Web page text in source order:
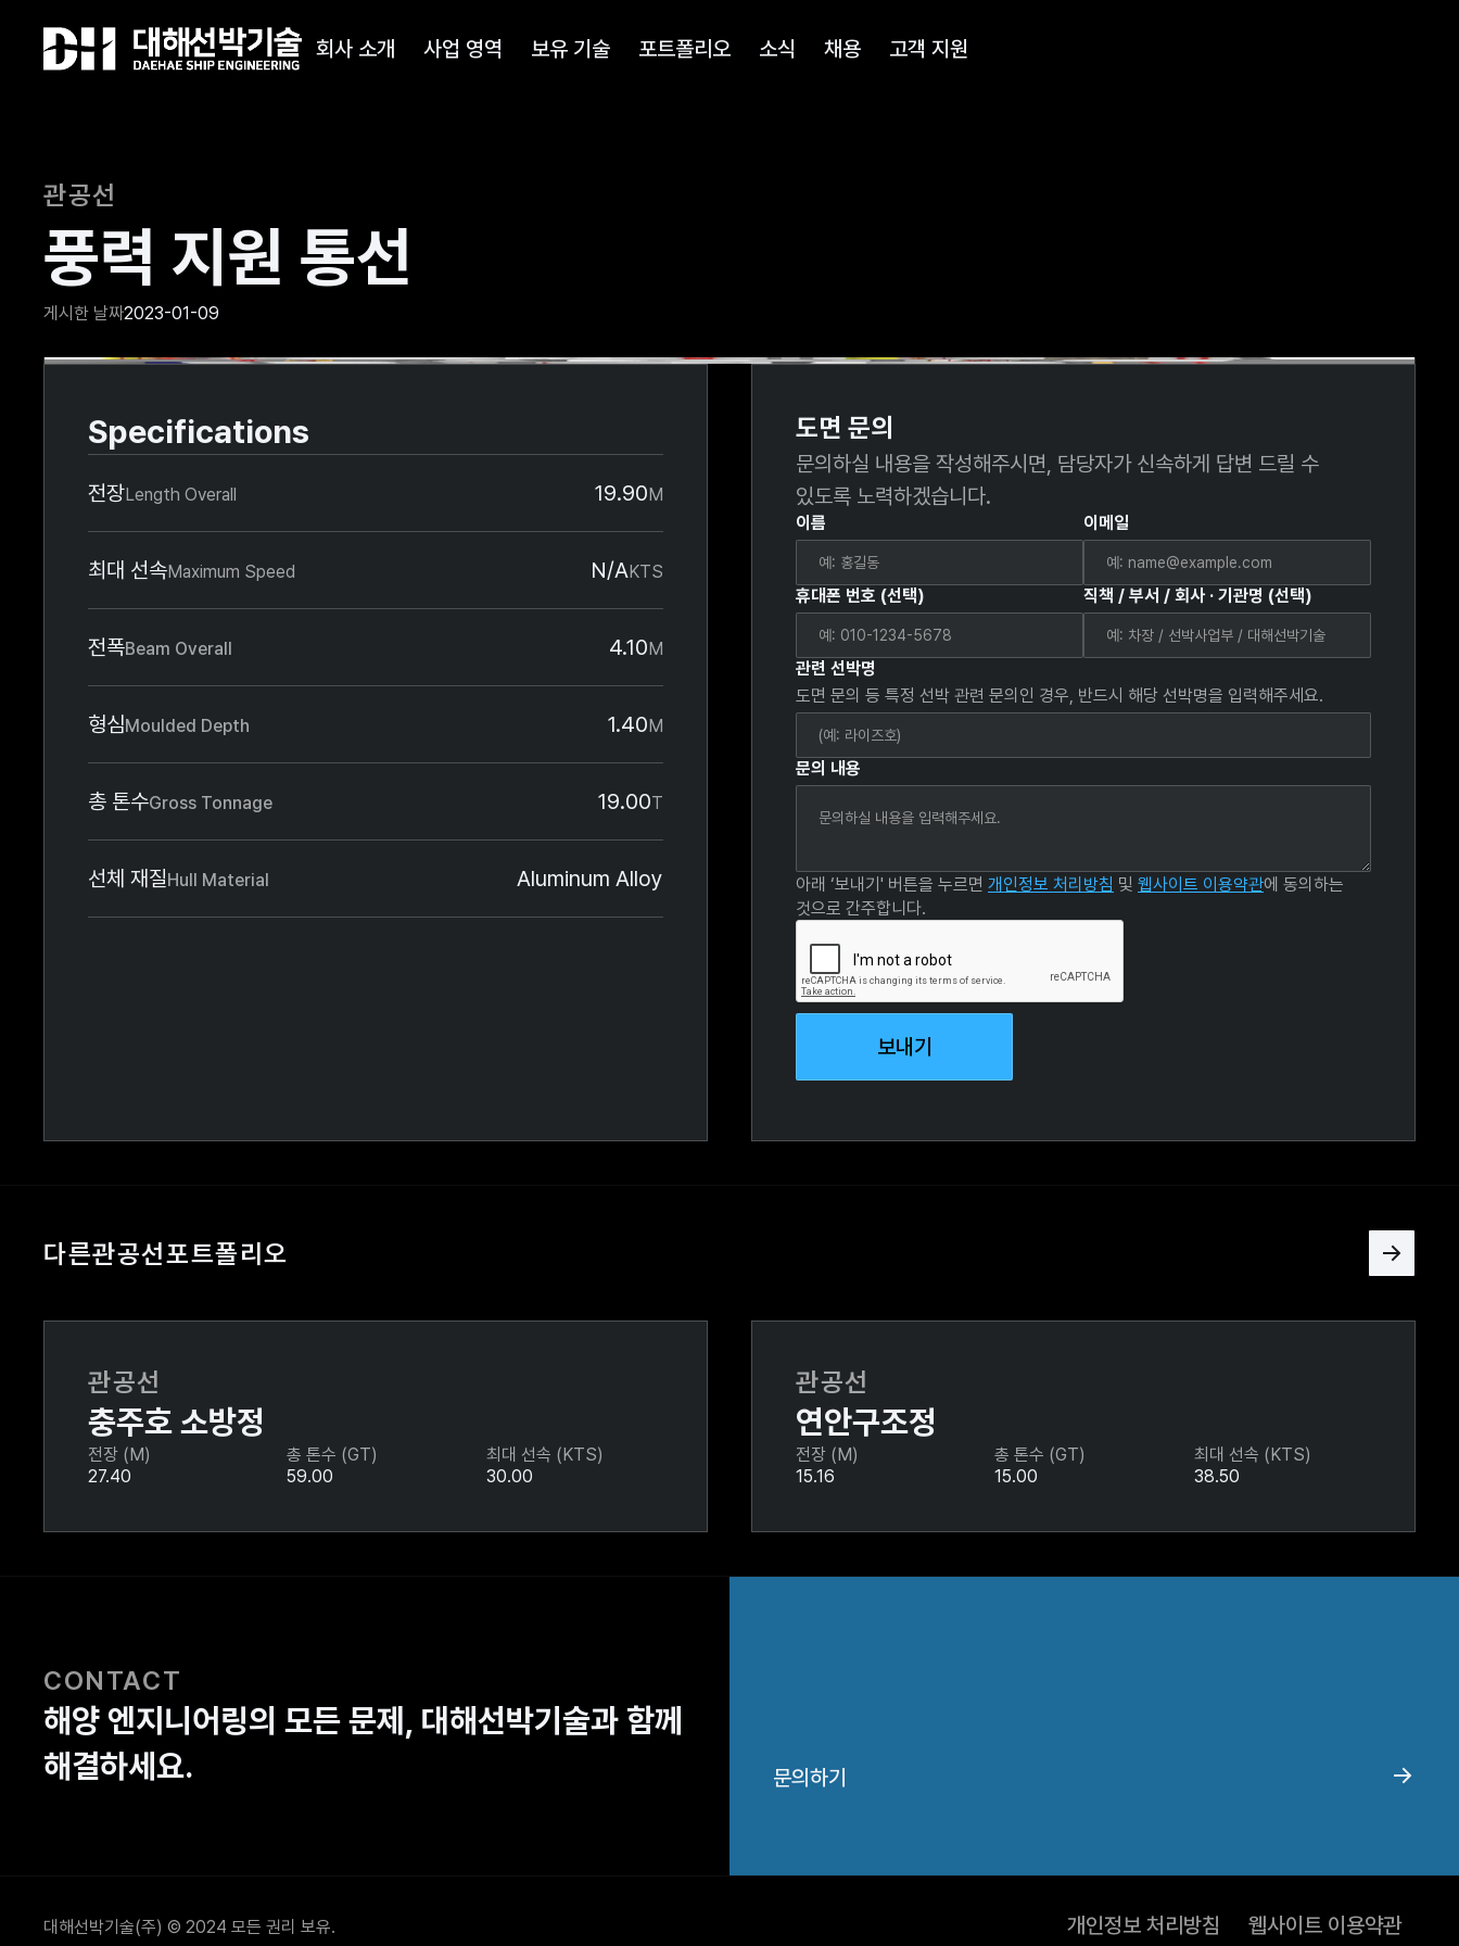
회사 소개 사업 영역 보유 기술 포트폴리오 소식 채용 고객 지원
관공선
풍력 지원 통선
게시한 날짜2023-01-09
Slide 2 of 2.
Specifications
전장Length Overall 19.90M
최대 선속Maximum Speed N/AKTS
전폭Beam Overall 4.10M
형심Moulded Depth 1.40M
총 톤수Gross Tonnage 19.00T
선체 재질Hull Material Aluminum Alloy
도면 문의
문의하실 내용을 작성해주시면, 담당자가 신속하게 답변 드릴 수
있도록 노력하겠습니다.
이름 이메일
휴대폰 번호 (선택) 직책 / 부서 / 회사 · 기관명 (선택)
관련 선박명
도면 문의 등 특정 선박 관련 문의인 경우, 반드시 해당 선박명을 입력해주세요.
문의 내용
아래 ‘보내기' 버튼을 누르면 개인정보 처리방침 및 웹사이트 이용약관에 동의하는
것으로 간주합니다.
다른관공선포트폴리오
관공선
충주호 소방정
전장 (M)
27.40
총 톤수 (GT)
59.00
최대 선속 (KTS)
30.00
관공선
연안구조정
전장 (M)
15.16
총 톤수 (GT)
15.00
최대 선속 (KTS)
38.50
CONTACT
해양 엔지니어링의 모든 문제, 대해선박기술과 함께
해결하세요.
문의하기
대해선박기술(주) © 2024 모든 권리 보유. 개인정보 처리방침 웹사이트 이용약관